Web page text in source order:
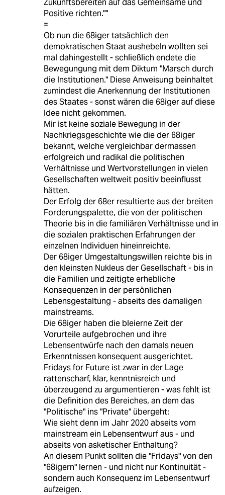
Positive richten.""
=
Ob nun die 68iger tatsächlich den
demokratischen Staat aushebeln wollten sei
mal dahingestellt - schließlich endete die
Bewegungung mit dem Diktum "Marsch durch
die Institutionen." Diese Anweisung beinhaltet
zumindest die Anerkennung der Institutionen
des Staates - sonst wären die 68iger auf diese
Idee nicht gekommen.
Mir ist keine soziale Bewegung in der
Nachkriegsgeschichte wie die der 68iger
bekannt, welche vergleichbar dermassen
erfolgreich und radikal die politischen
Verhältnisse und Wertvorstellungen in vielen
Gesellschaften weltweit positiv beeinflusst
hätten.
Der Erfolg der 68er resultierte aus der breiten
Forderungspalette, die von der politischen
Theorie bis in die familiären Verhältnisse und in
die sozialen praktischen Erfahrungen der
einzelnen Individuen hineinreichte.
Der 68iger Umgestaltungswillen reichte bis in
den kleinsten Nukleus der Gesellschaft - bis in
die Familien und zeitigte erhebliche
Konsequenzen in der persönlichen
Lebensgestaltung - abseits des damaligen
mainstreams.
Die 68iger haben die bleierne Zeit der
Vorurteile aufgebrochen und ihre
Lebensentwürfe nach den damals neuen
Erkenntnissen konsequent ausgerichtet.
Fridays for Future ist zwar in der Lage
rattenscharf, klar, kenntnisreich und
überzeugend zu argumentieren - was fehlt ist
die Definition des Bereiches, an dem das
"Politische" ins "Private" übergeht:
Wie sieht denn im Jahr 2020 abseits vom
mainstream ein Lebensentwurf aus - und
abseits von asketischer Enthaltung?
An diesem Punkt sollten die "Fridays" von den
"68igern" lernen - und nicht nur Kontinuität -
sondern auch Konsequenz im Lebensentwurf
aufzeigen.